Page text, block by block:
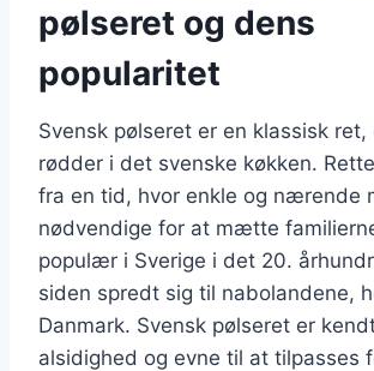
pølseret og dens
popularitet
Svensk pølseret er en klassisk ret,
rødder i det svenske køkken.
fra en tid, hvor enkle og nærende
nødvendige for at mætte
populær i Sverige i det 20.
siden spredt sig til nabolandene,
Danmark. Svensk pølseret er
alsidighed og evne til at tilpasses